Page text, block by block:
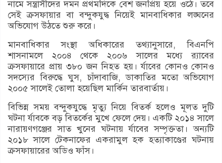
নামে সন্ত্রাসীদের দমন প্রথমদিকে বেশ জনপ্রিয় হয়ে ওঠে। তবে
সেই ক্রসফায়ার বা বন্দুকযুদ্ধ নিয়েই মানবাধিকার লঙ্ঘনের
অভিযোগ উঠতে শুরু করে।
মানবাধিকার সংস্থা অধিকারের তথ্যানুসারে, বিএনপি
শাসনামলে ২০০৪ থেকে ২০০৬ সালের মধ্যে র‌্যাবের
ক্রসফায়ারে প্রায় ৩৮০ জন নিহত হয়। র্যাবের কোনও কোনও
সদস্যের বিরুদ্ধে ঘুস, চাঁদাবাজি, ডাকাতির মতো অভিযোগ
২০০৫ সালেই তোলা হয়েছিল মার্কিন তারবার্তায়।
বিভিন্ন সময় বন্দুকযুদ্ধে মৃত্যু নিয়ে বিতর্ক হলেও মূলত দুটি
ঘটনা র্যাবকে বড় বিতর্কের মুখে ফেলে দেয়। একটি ২০১৪ সালে
নারায়ণগঞ্জের সাত খুনের ঘটনায় র্যাবের সম্পৃক্ততা। অন্যটি
২০১৮ সালে টেকনাফের একরামুল হক হত্যাকাণ্ডের ঘটনায়
ক্রসফায়ারের অডিও ফাঁস।